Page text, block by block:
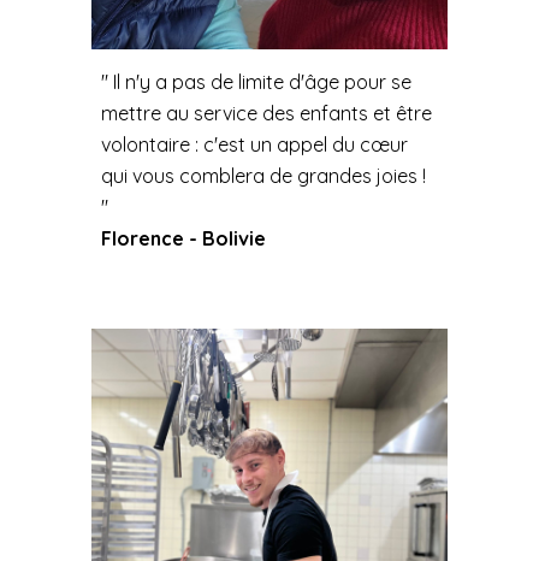
" Il n'y a pas de limite d'âge pour se
mettre au service des enfants et être
volontaire : c'est un appel du cœur
qui vous comblera de grandes joies !
"
Florence - Bolivie